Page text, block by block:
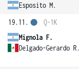
Esposito M.
19.11.
Mignola F.
Delgado-Gerardo R.
Q-1K